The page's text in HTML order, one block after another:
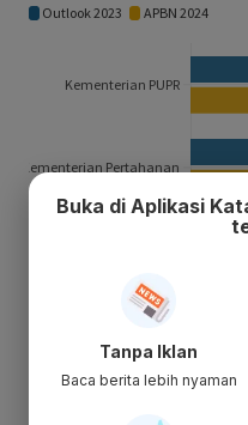
Buka di Aplikasi
Tanpa Iklan
Baca berita lebih nyaman